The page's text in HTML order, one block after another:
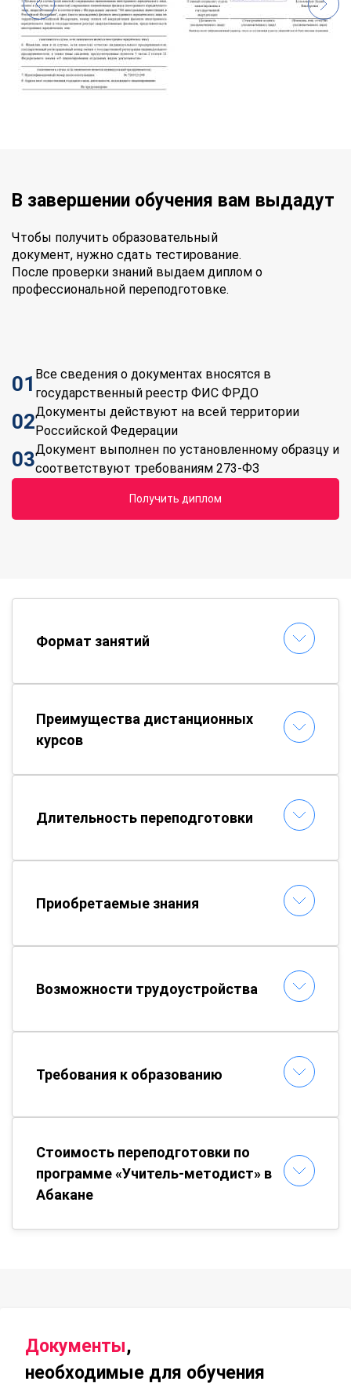
В завершении обучения вам выдадут
Чтобы получить образовательный
документ, нужно сдать тестирование.
После проверки знаний выдаем диплом о
профессиональной переподготовке.
01 Все сведения о документах вносятся в
государственный реестр ФИС ФРДО
02Документы действуют на всей территории
Российской Федерации
03Документ выполнен по установленному образцу и
соответствуют требованиям 273-ФЗ
Получить диплом
Формат занятий
Преимущества дистанционных
курсов
Длительность переподготовки
Приобретаемые знания
Возможности трудоустройства
Требования к образованию
Стоимость переподготовки по
программе «Учитель-методист» в
Абакане
Документы,
необходимые для обучения